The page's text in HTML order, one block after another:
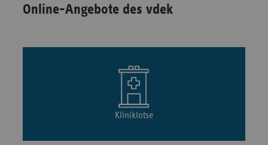
Online-Angebote des vdek
Kliniklotse